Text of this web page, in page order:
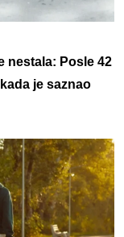
nestala: Posle 42
je saznao